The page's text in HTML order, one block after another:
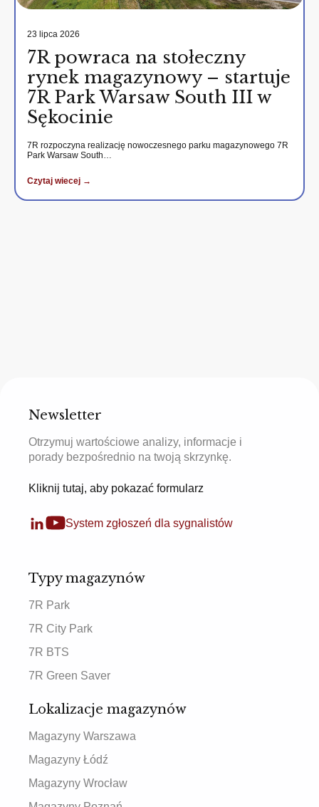
23 lipca 2026
7R powraca na stołeczny
rynek magazynowy – startuje
7R Park Warsaw South III w
Sękocinie
7R rozpoczyna realizację nowoczesnego parku magazynowego 7R
Park Warsaw South…
Czytaj wiecej →
Newsletter
Otrzymuj wartościowe analizy, informacje i
porady bezpośrednio na twoją skrzynkę.
Kliknij tutaj, aby pokazać formularz
System zgłoszeń dla sygnalistów
Typy magazynów
7R Park
7R City Park
7R BTS
7R Green Saver
Lokalizacje magazynów
Magazyny Warszawa
Magazyny Łódź
Magazyny Wrocław